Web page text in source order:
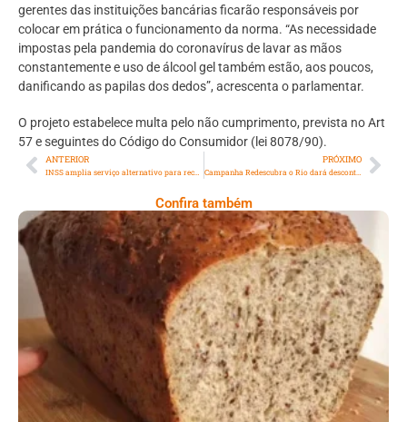
gerentes das instituições bancárias ficarão responsáveis por
colocar em prática o funcionamento da norma. “As necessidade
impostas pela pandemia do coronavírus de lavar as mãos
constantemente e uso de álcool gel também estão, aos poucos,
danificando as papilas dos dedos”, acrescenta o parlamentar.
O projeto estabelece multa pelo não cumprimento, prevista no Art
57 e seguintes do Código do Consumidor (lei 8078/90).
ANTERIOR
INSS amplia serviço alternativo para receber documentação de segurados
PRÓXIMO
Campanha Redescubra o Rio dará descontos em atrações turísticas
Confira também
Comer Bem: Pão Low Carb